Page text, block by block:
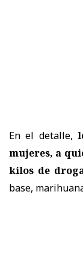
En el detalle,
mujeres, a
kilos de
base,